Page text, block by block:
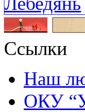
Ссылки
Наш
ОКУ